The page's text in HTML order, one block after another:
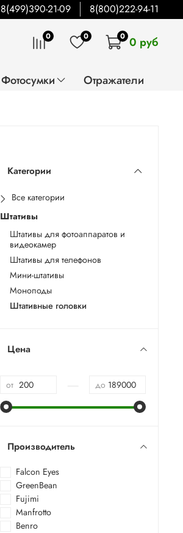
8(499)390-21-09 8(800)222-94-11
0 0 0 0 руб
Фотосумки Отражатели
Категории
Все категории
Штативы
Штативы для фотоаппаратов и
видеокамер
Штативы для телефонов
Мини-штативы
Моноподы
Штативные головки
Цена
от до
Производитель
Falcon Eyes
GreenBean
Fujimi
Manfrotto
Benro